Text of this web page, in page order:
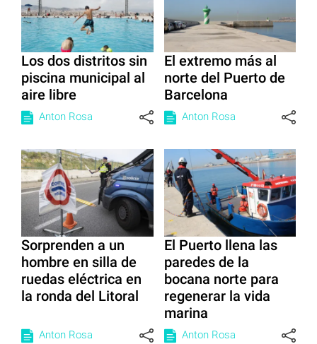
Los dos distritos sin
piscina municipal al
aire libre
Anton Rosa
El extremo más al
norte del Puerto de
Barcelona
Anton Rosa
Sorprenden a un
hombre en silla de
ruedas eléctrica en
la ronda del Litoral
Anton Rosa
El Puerto llena las
paredes de la
bocana norte para
regenerar la vida
marina
Anton Rosa